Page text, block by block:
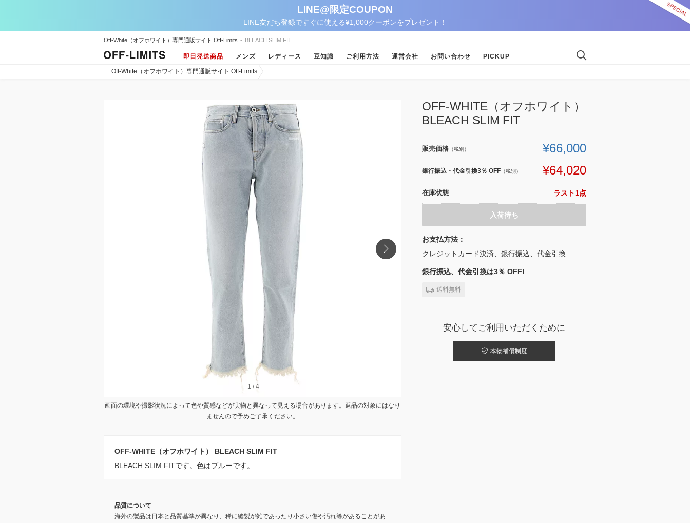
LINE@限定COUPON
LINE友だち登録ですぐに使える¥1,000クーポンをプレゼント！
Off-White（オフホワイト）専門通販サイト Off-Limits - BLEACH SLIM FIT
即日発送商品 メンズ レディース 豆知識 ご利用方法 運営会社 お問い合わせ PICKUP
Off-White（オフホワイト）専門通販サイト Off-Limits
1 /4
1 /4
画面の環境や撮影状況によって色や質感などが実物と異なって見える場合があります。返品の対象にはなり
ませんので予めご了承ください。
OFF-WHITE（オフホワイト） BLEACH SLIM FIT
BLEACH SLIM FITです。色はブルーです。
品質について
海外の製品は日本と品質基準が異なり、稀に縫製が雑であったり小さい傷や汚れ等があることがあ
OFF-WHITE（オフホワイト）
BLEACH SLIM FIT
販売価格 （税別） ¥66,000
銀行振込・代金引換3％ OFF （税別） ¥64,020
在庫状態 ラスト1点
入荷待ち
お支払方法：
クレジットカード決済、銀行振込、代金引換
銀行振込、代金引換は3％ OFF!
送料無料
安心してご利用いただくために
本物補償制度